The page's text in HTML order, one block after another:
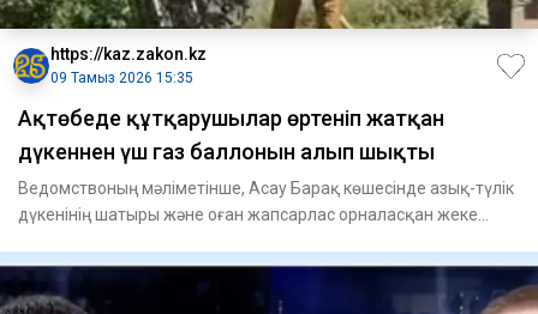
https://kaz.zakon.kz
09 Тамыз 2026 15:35
Ақтөбеде құтқарушылар өртеніп жатқан
дүкеннен үш газ баллонын алып шықты
Ведомствоның мәліметінше, Асау Барақ көшесінде азық-түлік
дүкенінің шатыры және оған жапсарлас орналасқан жеке